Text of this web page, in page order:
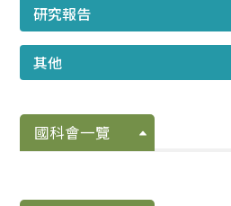
研究報告
其他
國科會一覽